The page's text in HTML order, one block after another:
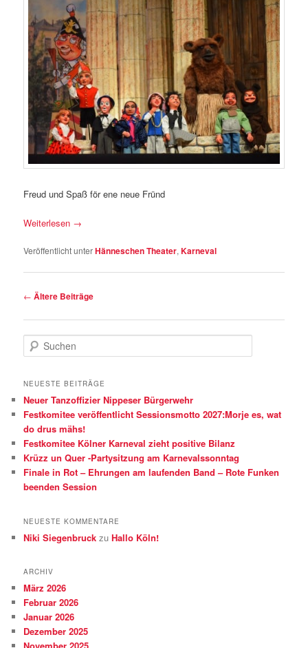
Freud und Spaß för ene neue Fründ
Weiterlesen →
Veröffentlicht unterHänneschen Theater,Karneval
Beitragsnavigation
← Ältere Beiträge
u
h
n
NEUESTE BEITRÄGE
Neuer Tanzoffizier Nippeser Bürgerwehr
Festkomitee veröffentlicht Sessionsmotto 2027:Morje es, wat
do drus mähs!
Festkomitee Kölner Karneval zieht positive Bilanz
Krüzz un Quer -Partysitzung am Karnevalssonntag
Finale in Rot – Ehrungen am laufenden Band – Rote Funken
beenden Session
NEUESTE KOMMENTARE
Niki Siegenbruck zuHallo Köln!
ARCHIV
März 2026
Februar 2026
Januar 2026
Dezember 2025